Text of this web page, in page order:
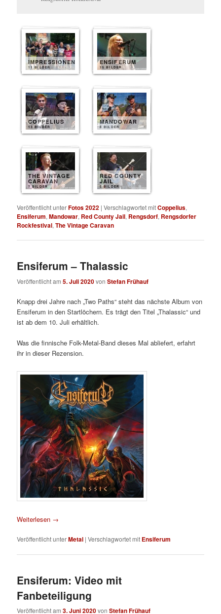
IMPRESSIONEN
11 BILDER
ENSIFERUM
15 BILDER
COPPELIUS
13 BILDER
MANDOWAR
8 BILDER
THE VINTAGE
CARAVAN
7 BILDER
RED COUNTY
JAIL
5 BILDER
Veröffentlicht unterFotos 2022 |Verschlagwortet mitCoppelius,
Ensiferum,Mandowar, Red County Jail, Rengsdorf, Rengsdorfer
Rockfestival,The Vintage Caravan
Ensiferum – Thalassic
Veröffentlicht am5. Juli 2020vonStefan Frühauf
Knapp drei Jahre nach „Two Paths“ steht das nächste Album von
Ensiferum in den Startlöchern. Es trägt den Titel „Thalassic“ und
ist ab dem 10. Juli erhältlich.
Was die finnische Folk-Metal-Band dieses Mal abliefert, erfahrt
ihr in dieser Rezension.
Weiterlesen →
Veröffentlicht unterMetal |Verschlagwortet mit Ensiferum
Ensiferum: Video mit
Fanbeteiligung
Veröffentlicht am3. Juni 2020vonStefan Frühauf